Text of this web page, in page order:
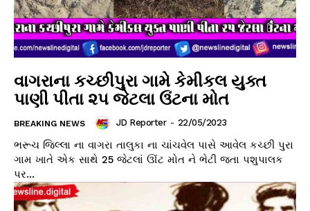
વાગરાના કચ્છીપુરા ગામે કેમીકલ યુક્ત
પાણી પીતા ૨૫ જેટલા ઉંટના મોત
BREAKING NEWS JD Reporter - 22/05/2023
ભરૂચ જિલ્લા ના વાગરા તાલુકા ના ચાંચવેલ પાસે આવેલ કચ્છી પુરા
ગામ ખાતે એક સાથે 25 જેટલાં ઊંટ મોત ને ભેટી જતા પશુપાલક
પર...